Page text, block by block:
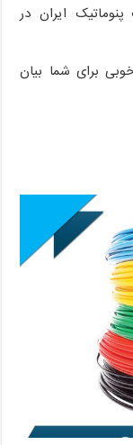
پنوماتیک ایران در
برای شما بیان